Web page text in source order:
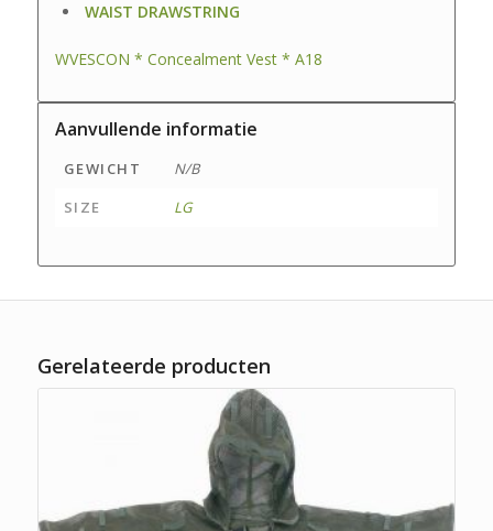
WAIST DRAWSTRING
WVESCON * Concealment Vest * A18
Aanvullende informatie
GEWICHT
N/B
SIZE
LG
Gerelateerde producten